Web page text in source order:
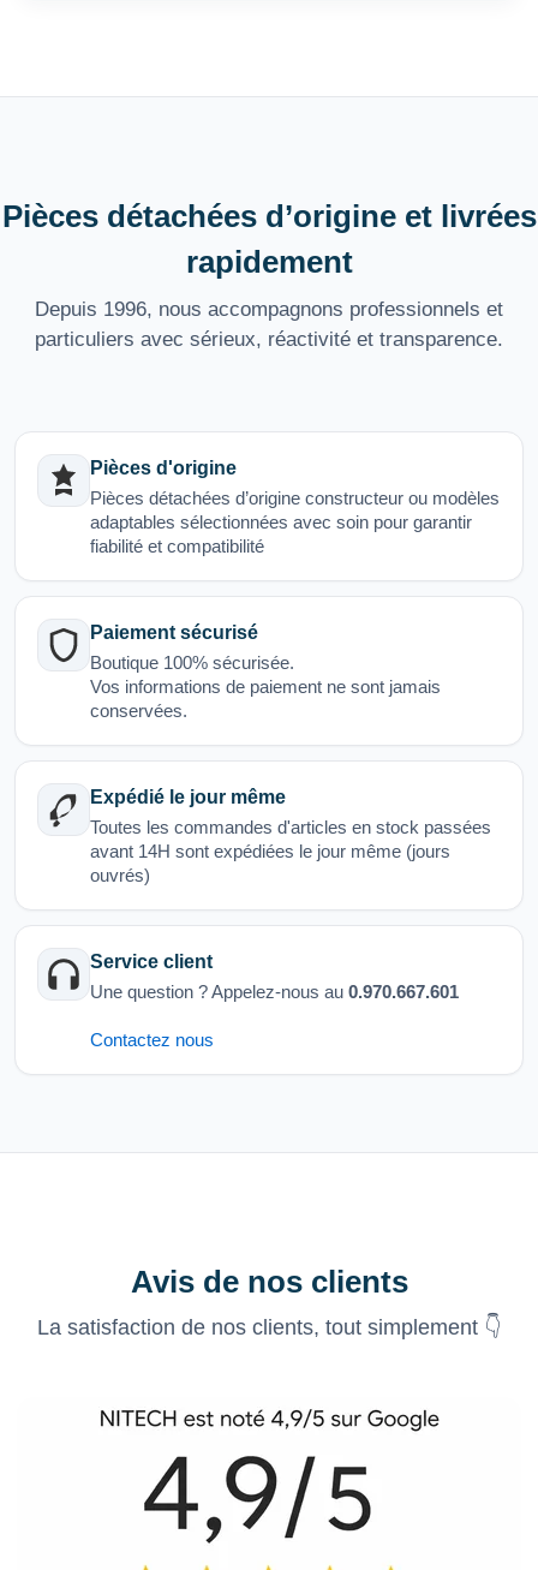
Pièces détachées d’origine et livrées
rapidement
Depuis 1996, nous accompagnons professionnels et
particuliers avec sérieux, réactivité et transparence.
Pièces d'origine
Pièces détachées d’origine constructeur ou modèles
adaptables sélectionnées avec soin pour garantir
fiabilité et compatibilité
Paiement sécurisé
Boutique 100% sécurisée.
Vos informations de paiement ne sont jamais
conservées.
Expédié le jour même
Toutes les commandes d'articles en stock passées
avant 14H sont expédiées le jour même (jours
ouvrés)
Service client
Une question ? Appelez-nous au 0.970.667.601
Contactez nous
Avis de nos clients
La satisfaction de nos clients, tout simplement 👇